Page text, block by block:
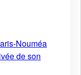
Nouméa
de son